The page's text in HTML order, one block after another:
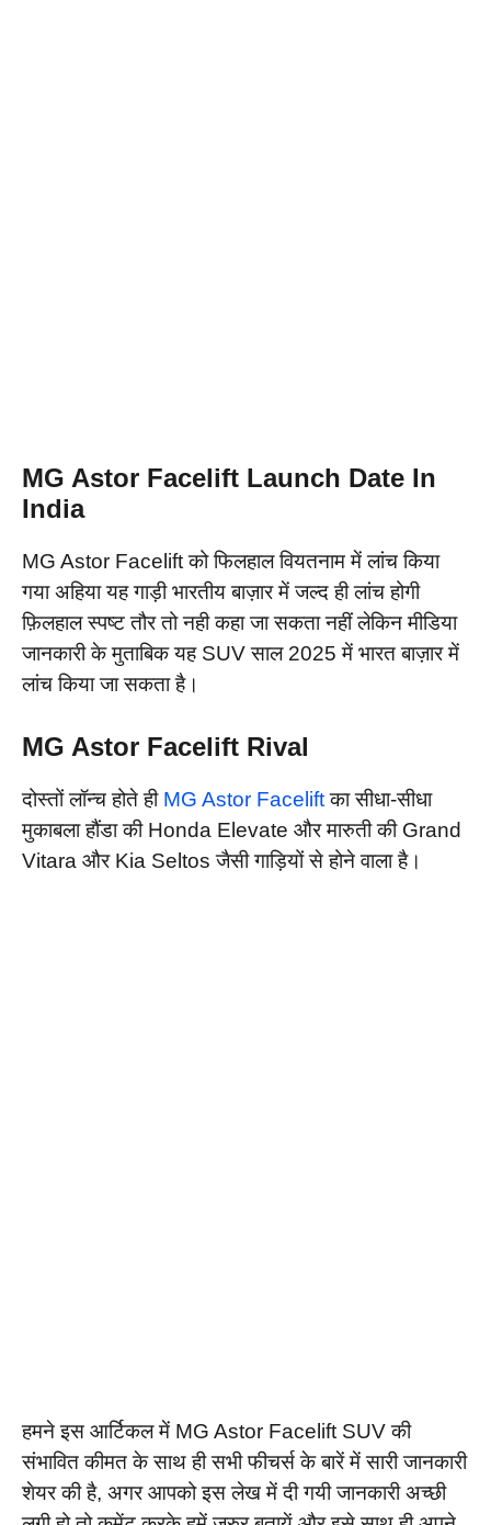
MG Astor Facelift Launch Date In
India
MG Astor Facelift को फिलहाल वियतनाम में लांच किया
गया अहिया यह गाड़ी भारतीय बाज़ार में जल्द ही लांच होगी
फ़िलहाल स्पष्ट तौर तो नही कहा जा सकता नहीं लेकिन मीडिया
जानकारी के मुताबिक यह SUV साल 2025 में भारत बाज़ार में
लांच किया जा सकता है।
MG Astor Facelift Rival
दोस्तों लॉन्च होते ही MG Astor Faceliftका सीधा-सीधा
मुकाबला हौंडा की Honda Elevate और मारुती की Grand
Vitara और Kia Seltos जैसी गाड़ियों से होने वाला है।
हमने इस आर्टिकल में MG Astor Facelift SUV की
संभावित कीमत के साथ ही सभी फीचर्स के बारें में सारी जानकारी
शेयर की है, अगर आपको इस लेख में दी गयी जानकारी अच्छी